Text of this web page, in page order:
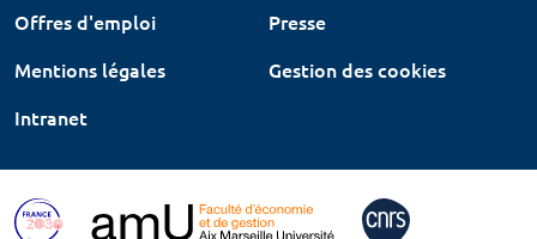
Offres d'emploi
Presse
Mentions légales
Gestion des cookies
Intranet